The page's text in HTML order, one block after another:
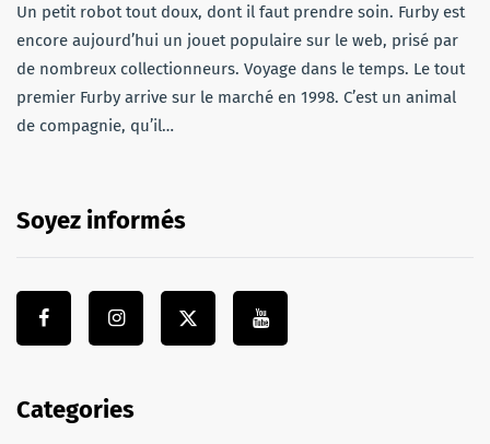
Un petit robot tout doux, dont il faut prendre soin. Furby est
encore aujourd’hui un jouet populaire sur le web, prisé par
de nombreux collectionneurs. Voyage dans le temps. Le tout
premier Furby arrive sur le marché en 1998. C’est un animal
de compagnie, qu’il…
Soyez informés
Categories